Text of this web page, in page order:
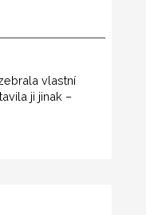
vlastní
ji jinak –